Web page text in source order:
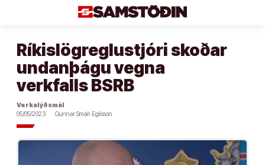
Ríkislögreglustjóri skoðar
undanþágu vegna
verkfalls BSRB
Verkalýðsmál
05/05/2023
Gunnar Smári Egilsson